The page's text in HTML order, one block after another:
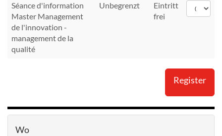
Séance d'information
Master Management
de l'innovation -
management de la
qualité
Unbegrenzt
Eintritt
frei
Register
Wo